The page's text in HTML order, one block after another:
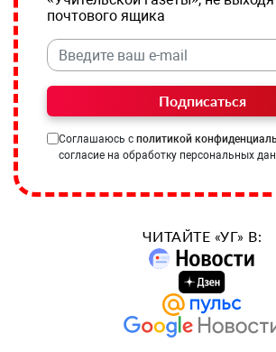
почтового ящика
Подписаться
Соглашаюсь с политикой
согласие на обработку персональных
ЧИТАЙТЕ «УГ» В: